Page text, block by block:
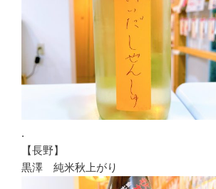
.
【長野】
黒澤 純米秋上がり